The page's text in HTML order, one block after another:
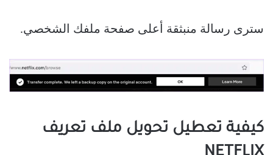
سترى رسالة منبثقة أعلى صفحة ملفك الشخصي.
كيفية تعطيل تحويل ملف تعريف